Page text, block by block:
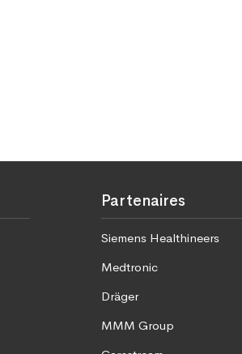
Partenaires
Siemens Healthineers
Medtronic
Dräger
MMM Group